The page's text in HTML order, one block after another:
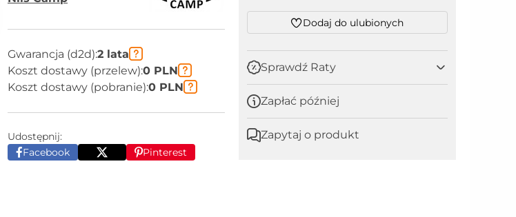
Dodaj do ulubionych
Sprawdź Raty
Zapłać później
Zapytaj o produkt
Gwarancja (d2d):2 lata
Koszt dostawy (przelew):0 PLN
Koszt dostawy (pobranie):0 PLN
Udostępnij:
Facebook
Pinterest